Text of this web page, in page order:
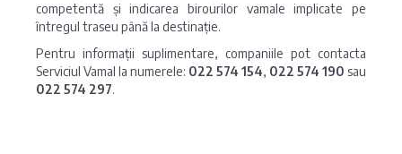
competentă și indicarea birourilor vamale implicate pe
întregul traseu până la destinație.
Pentru informații suplimentare, companiile pot contacta
Serviciul Vamal la numerele: 022 574 154, 022 574 190 sau
022 574 297.